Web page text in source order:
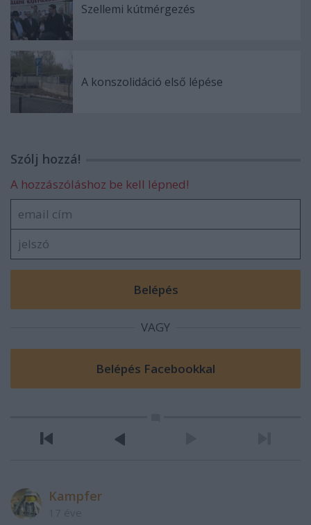
Szellemi kútmérgezés
A konszolidáció első lépése
Szólj hozzá!
A hozzászóláshoz be kell lépned!
VAGY
Kampfer